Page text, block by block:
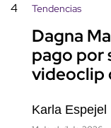
4 Tendencias
Dagna
pago por
videoclip
Karla Espejel